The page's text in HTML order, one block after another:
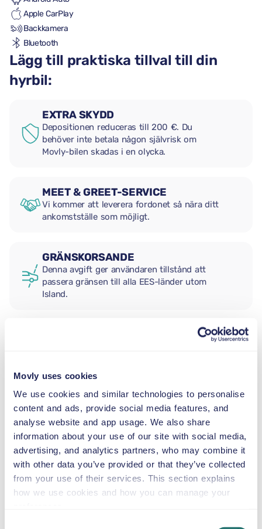
Movly uses cookies
We use cookies and similar technologies to personalise
content and ads, provide social media features, and
analyse website and app usage. We also share
information about your use of our site with social media,
advertising, and analytics partners, who may combine it
with other data you’ve provided or that they’ve collected
from your use of their services. This section explains
how we use cookies and how you can manage your
Apple CarPlay
Backkamera
Bluetooth
Lägg till praktiska tillval till din
hyrbil:
EXTRA SKYDD
Depositionen reduceras till 200 €. Du
behöver inte betala någon självrisk om
Movly-bilen skadas i en olycka.
MEET & GREET-SERVICE
Vi kommer att leverera fordonet så nära ditt
ankomstställe som möjligt.
GRÄNSKORSANDE
Denna avgift ger användaren tillstånd att
passera gränsen till alla EES-länder utom
Island.
2,5–13 kg
SMÅBARNSTOL
9–18 kg
BÄLTESSTOL